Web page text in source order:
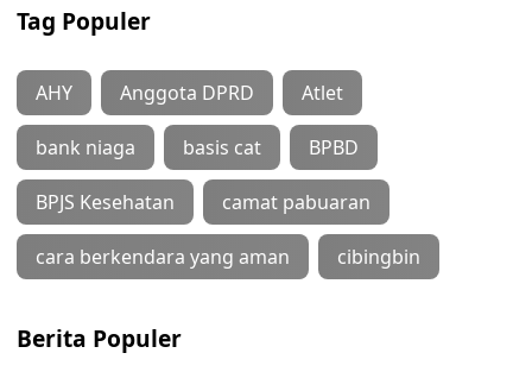
Tag Populer
AHY Anggota DPRD Atlet
bank niaga basis cat BPBD
BPJS Kesehatan camat pabuaran
cara berkendara yang aman cibingbin
Berita Populer